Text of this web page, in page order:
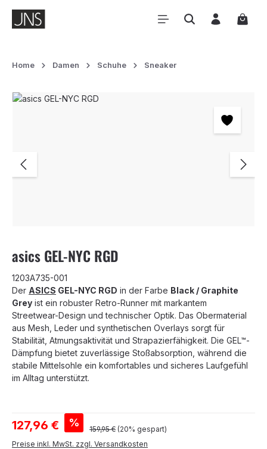
Zum Hauptinhalt springen
Home Damen Schuhe Sneaker
Bildergalerie überspringen
asics GEL-NYC RGD
1203A735-001
Der ASICS GEL-NYC RGD in der Farbe Black / Graphite
Grey ist ein robuster Retro-Runner mit markantem
Streetwear-Design und technischer Optik. Das Obermaterial
aus Mesh, Leder und synthetischen Overlays sorgt für
Stabilität, Atmungsaktivität und Strapazierfähigkeit. Die GEL™-
Dämpfung bietet zuverlässige Stoßabsorption, während die
stabile Mittelsohle ein komfortables und sicheres Laufgefühl
im Alltag unterstützt.
Verkaufspreis:
127,96 € % Regulärer Preis:
159,95 € (20% gespart)
Preise inkl. MwSt. zzgl. Versandkosten